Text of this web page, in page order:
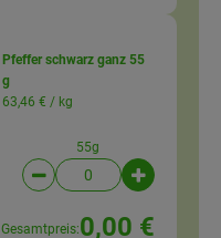
Pfeffer schwarz ganz 55
g
63,46 € / kg
55g
Artikelanzahl
Gesamtpreis:0,00 €